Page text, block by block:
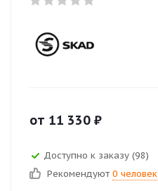
от 11 330 ₽
Доступно к заказу (98)
Рекомендуют 0 человек